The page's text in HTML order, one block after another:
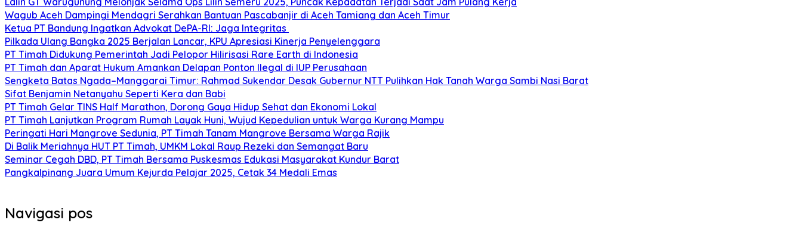
Wagub Aceh Dampingi Mendagri Serahkan Bantuan Pascabanjir di Aceh Tamiang dan Aceh Timur
Ketua PT Bandung Ingatkan Advokat DePA-RI: Jaga Integritas
Pilkada Ulang Bangka 2025 Berjalan Lancar, KPU Apresiasi Kinerja Penyelenggara
PT Timah Didukung Pemerintah Jadi Pelopor Hilirisasi Rare Earth di Indonesia
PT Timah dan Aparat Hukum Amankan Delapan Ponton Ilegal di IUP Perusahaan
Sengketa Batas Ngada–Manggarai Timur: Rahmad Sukendar Desak Gubernur NTT Pulihkan Hak Tanah Warga Sambi Nasi Barat
Sifat Benjamin Netanyahu Seperti Kera dan Babi
PT Timah Gelar TINS Half Marathon, Dorong Gaya Hidup Sehat dan Ekonomi Lokal
PT Timah Lanjutkan Program Rumah Layak Huni, Wujud Kepedulian untuk Warga Kurang Mampu
Peringati Hari Mangrove Sedunia, PT Timah Tanam Mangrove Bersama Warga Rajik
Di Balik Meriahnya HUT PT Timah, UMKM Lokal Raup Rezeki dan Semangat Baru
Seminar Cegah DBD, PT Timah Bersama Puskesmas Edukasi Masyarakat Kundur Barat
Pangkalpinang Juara Umum Kejurda Pelajar 2025, Cetak 34 Medali Emas
Navigasi pos